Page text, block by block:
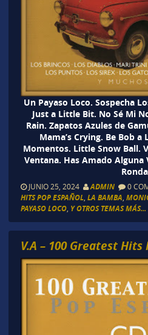
Un Payaso Loco. Sospecha
Just a Little Bit. No Sé Mi
Rain. Zapatos Azules de
Mama’s Crying. Be Bob a
Momentos. Little Snow Ball.
Ventana. Has Amado Alguna
JUNIO 25, 2024 ADMIN 0
HITS POP ESPAÑOL, LA BAMBA,
PAYASO LOCO, Y OTROS TEMAS MÁS...
V.A – 100 Greatest Hits